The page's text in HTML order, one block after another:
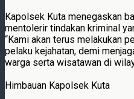
Kapolsek Kuta menegaskan
mentolerir tindakan kriminal
“Kami akan terus melakukan
pelaku kejahatan, demi
warga serta wisatawan di
Himbauan Kapolsek Kuta